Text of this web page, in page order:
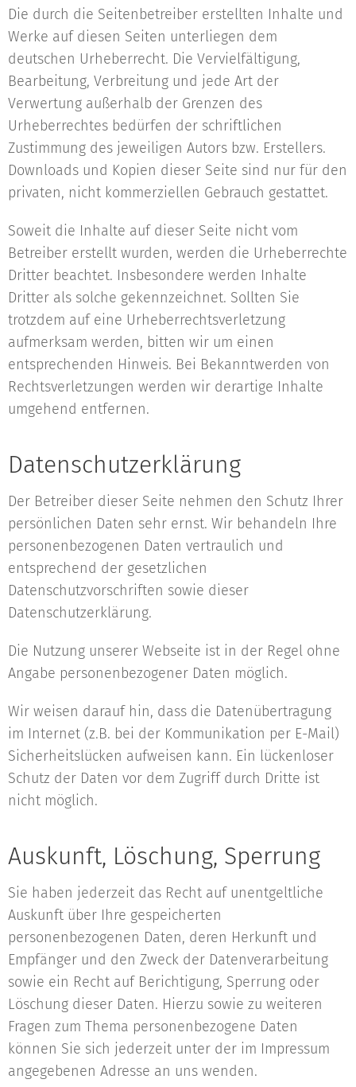
Die durch die Seitenbetreiber erstellten Inhalte und
Werke auf diesen Seiten unterliegen dem
deutschen Urheberrecht. Die Vervielfältigung,
Bearbeitung, Verbreitung und jede Art der
Verwertung außerhalb der Grenzen des
Urheberrechtes bedürfen der schriftlichen
Zustimmung des jeweiligen Autors bzw. Erstellers.
Downloads und Kopien dieser Seite sind nur für den
privaten, nicht kommerziellen Gebrauch gestattet.
Soweit die Inhalte auf dieser Seite nicht vom
Betreiber erstellt wurden, werden die Urheberrechte
Dritter beachtet. Insbesondere werden Inhalte
Dritter als solche gekennzeichnet. Sollten Sie
trotzdem auf eine Urheberrechtsverletzung
aufmerksam werden, bitten wir um einen
entsprechenden Hinweis. Bei Bekanntwerden von
Rechtsverletzungen werden wir derartige Inhalte
umgehend entfernen.
Datenschutzerklärung
Der Betreiber dieser Seite nehmen den Schutz Ihrer
persönlichen Daten sehr ernst. Wir behandeln Ihre
personenbezogenen Daten vertraulich und
entsprechend der gesetzlichen
Datenschutzvorschriften sowie dieser
Datenschutzerklärung.
Die Nutzung unserer Webseite ist in der Regel ohne
Angabe personenbezogener Daten möglich.
Wir weisen darauf hin, dass die Datenübertragung
im Internet (z.B. bei der Kommunikation per E-Mail)
Sicherheitslücken aufweisen kann. Ein lückenloser
Schutz der Daten vor dem Zugriff durch Dritte ist
nicht möglich.
Auskunft, Löschung, Sperrung
Sie haben jederzeit das Recht auf unentgeltliche
Auskunft über Ihre gespeicherten
personenbezogenen Daten, deren Herkunft und
Empfänger und den Zweck der Datenverarbeitung
sowie ein Recht auf Berichtigung, Sperrung oder
Löschung dieser Daten. Hierzu sowie zu weiteren
Fragen zum Thema personenbezogene Daten
können Sie sich jederzeit unter der im Impressum
angegebenen Adresse an uns wenden.